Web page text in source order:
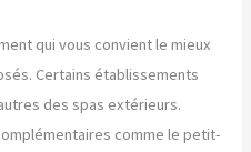
qui vous convient le mieux
Certains établissements
des spas extérieurs.
comme le petit-